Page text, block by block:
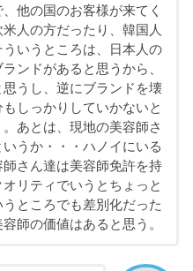
他の国のお客様が来てく
人の方だったり、韓国人
いうところは、日本人の
ンドがあると思うから、
うし、逆にブランドを壊
しっかりしていかないと
あとは、現地の美容師さ
うか・・・ハノイにいる
さん達は美容師免許を持
リティでいうとちょっと
ところでも差別化だった
師の価値はあると思う。